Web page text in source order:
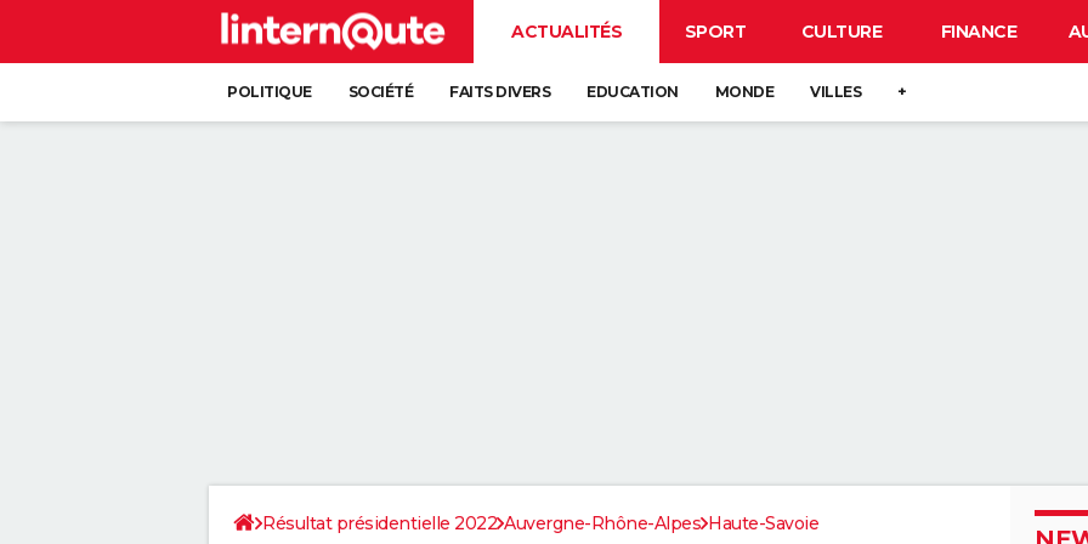
ACTUALITÉS SPORT CULTURE FINANCE
POLITIQUE SOCIÉTÉ FAITS DIVERS EDUCATION MONDE VILLES +
Résultat présidentielle 2022 Auvergne-Rhône-Alpes Haute-Savoie